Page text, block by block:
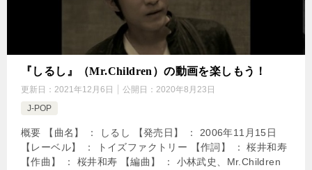
『しるし』（Mr.Children）の動画を楽しもう！
更新日： 2021年12月6日 公開日： 2020年8月23日
J-POP
概要 【曲名】 ： しるし 【発売日】 ： 2006年11月15日
【レーベル】 ： トイズファクトリー 【作詞】 ： 桜井和寿
【作曲】 ： 桜井和寿 【編曲】 ： 小林武史、Mr.Children